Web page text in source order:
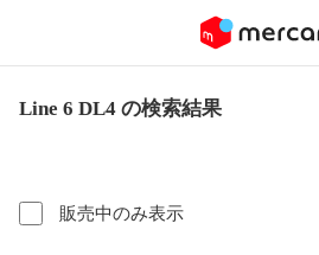
Line 6 DL4 の検索結果
販売中のみ表示